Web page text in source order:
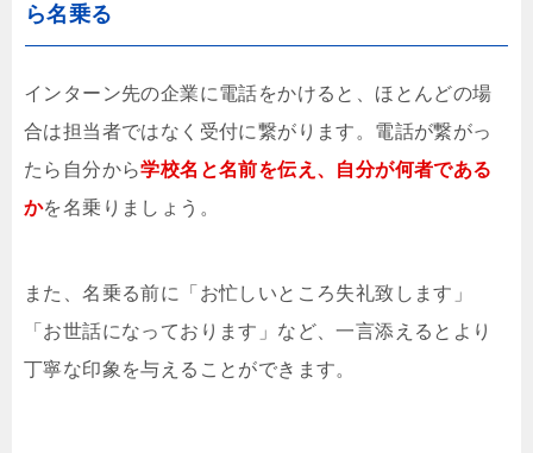
ら名乗る
インターン先の企業に電話をかけると、ほとんどの場
合は担当者ではなく受付に繋がります。電話が繋がっ
たら自分から学校名と名前を伝え、自分が何者である
かを名乗りましょう。
また、名乗る前に「お忙しいところ失礼致します」
「お世話になっております」など、一言添えるとより
丁寧な印象を与えることができます。